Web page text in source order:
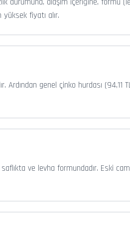
fiyatı alır.
Ardından genel çinko hurdası
ve levha formundadır. Eski